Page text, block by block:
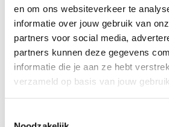
en om ons websiteverkeer te
informatie over jouw gebruik van
partners voor social media,
partners kunnen deze gegevens
informatie die je aan ze hebt
verzameld op basis van jouw
Minimaal mbo 3/4- werk- en
Beschikbaar tussen de 13 en
Ook beschikbaar in het